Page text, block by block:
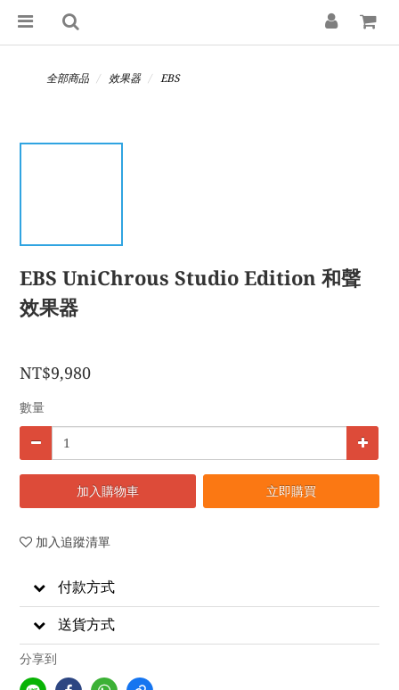
全部商品 效果器 EBS
EBS UniChrous Studio Edition 和聲
效果器
NT$9,980
數量
加入購物車 立即購買
加入追蹤清單
付款方式
送貨方式
分享到